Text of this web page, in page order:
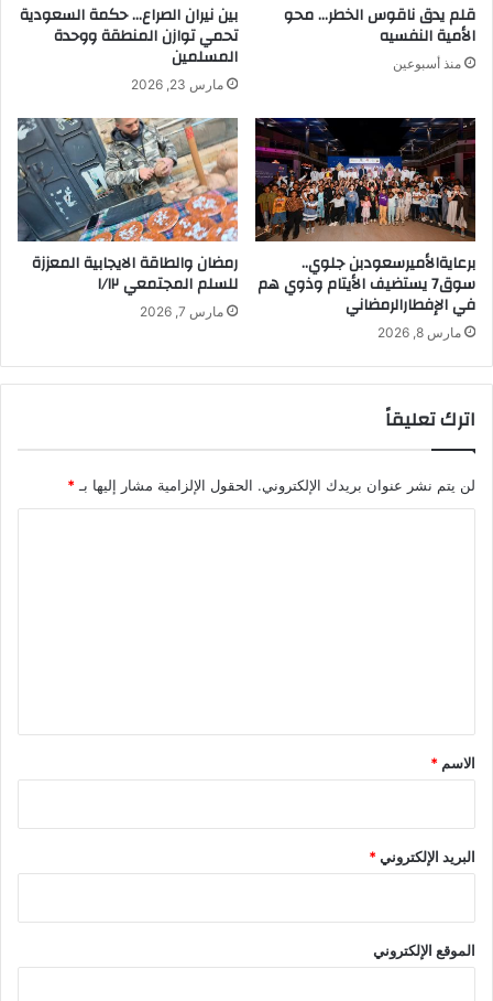
قلم يدق ناقوس الخطر… محو
الأمية النفسيه
منذ أسبوعين
بين نيران الصراع… حكمة السعودية
تحمي توازن المنطقة ووحدة
المسلمين
مارس 23, 2026
برعايةالأميرسعودبن جلوي..
سوق7 يستضيف الأيتام وذوي هم
في الإفطارالرمضاني
مارس 8, 2026
رمضان والطاقة الايجابية المعززة
للسلم المجتمعي ١/١٢
مارس 7, 2026
اترك تعليقاً
لن يتم نشر عنوان بريدك الإلكتروني. الحقول الإلزامية مشار إليها بـ *
*
الاسم *
البريد الإلكتروني*
الموقع الإلكتروني